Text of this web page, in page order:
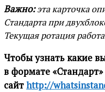
Важно:эта карточка
Стандарта при
Текущая ротация
Чтобы узнать какие
в формате
сайт http://